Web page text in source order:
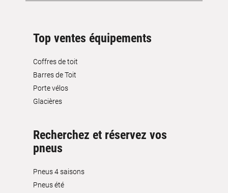
Top ventes équipements
Coffres de toit
Barres de Toit
Porte vélos
Glacières
Recherchez et réservez vos
pneus
Pneus 4 saisons
Pneus été